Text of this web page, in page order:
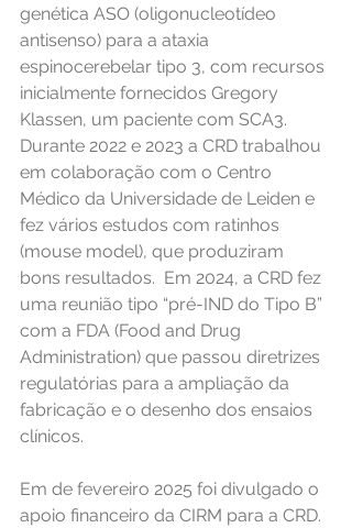
genética ASO (oligonucleotídeo
antisenso) para a ataxia
espinocerebelar tipo 3, com recursos
inicialmente fornecidos Gregory
Klassen, um paciente com SCA3.
Durante 2022 e 2023 a CRD trabalhou
em colaboração com o Centro
Médico da Universidade de Leiden e
fez vários estudos com ratinhos
(mouse model), que produziram
bons resultados.  Em 2024, a CRD fez
uma reunião tipo “pré-IND do Tipo B”
com a FDA (Food and Drug
Administration) que passou diretrizes
regulatórias para a ampliação da
fabricação e o desenho dos ensaios
clínicos.
Em de fevereiro 2025 foi divulgado o
apoio financeiro da CIRM para a CRD.